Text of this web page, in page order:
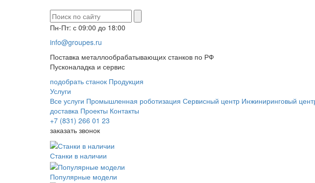
Пн-Пт: с 09:00 до 18:00
info@groupes.ru
Поставка металлообрабатывающих станков по РФ
Пусконаладка и сервис
подобрать станок Продукция
Услуги
Все услуги Промышленная роботизация Сервисный центр Инжиниринговый
доставка Проекты Контакты
+7 (831) 266 01 23
заказать звонок
Станки в наличии
Популярные модели